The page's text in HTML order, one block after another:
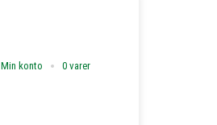
Min konto 0 varer